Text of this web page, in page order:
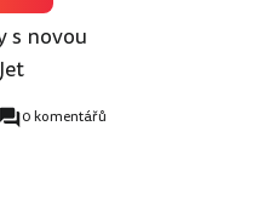
s novou
0 komentářů